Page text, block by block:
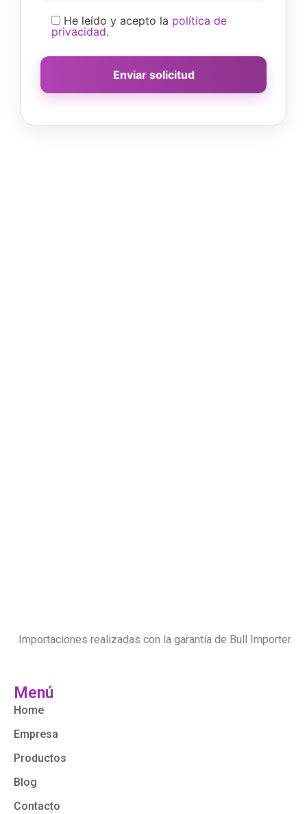
He leído y acepto la política de
privacidad.
Importaciones realizadas con la garantía de Bull Importer
Menú
Home
Empresa
Productos
Blog
Contacto